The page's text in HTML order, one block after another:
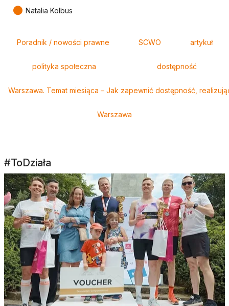
● Natalia Kolbus
Poradnik / nowości prawne SCWO artykuł
polityka społeczna dostępność
Warszawa. Temat miesiąca – Jak zapewnić dostępność,
Warszawa
#ToDziała